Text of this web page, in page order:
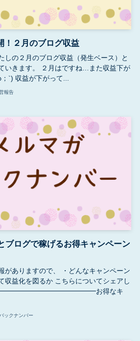
！２月のブログ収益
しの２月のブログ収益（発生ベース）と
いきます。 ２月はですね…また収益下が
`) 収益が下がって...
報告
ブログで稼げるお得キャンペーン
がありますので、 ・どんなキャンペーン
収益化を図るか こちらについてシェアし
お得なキ
ックナンバー